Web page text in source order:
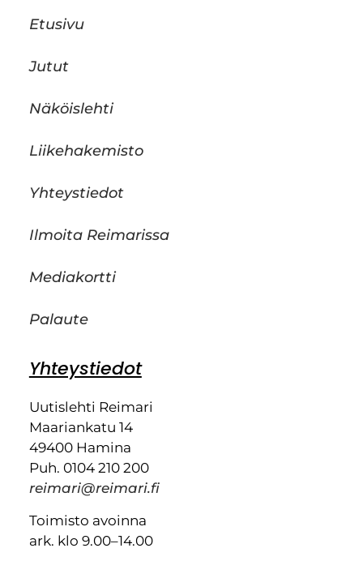
Etusivu
Jutut
Näköislehti
Liikehakemisto
Yhteystiedot
Ilmoita Reimarissa
Mediakortti
Palaute
Yhteystiedot
Uutislehti Reimari
Maariankatu 14
49400 Hamina
Puh. 0104 210 200
reimari@reimari.fi
Toimisto avoinna
ark. klo 9.00–14.00